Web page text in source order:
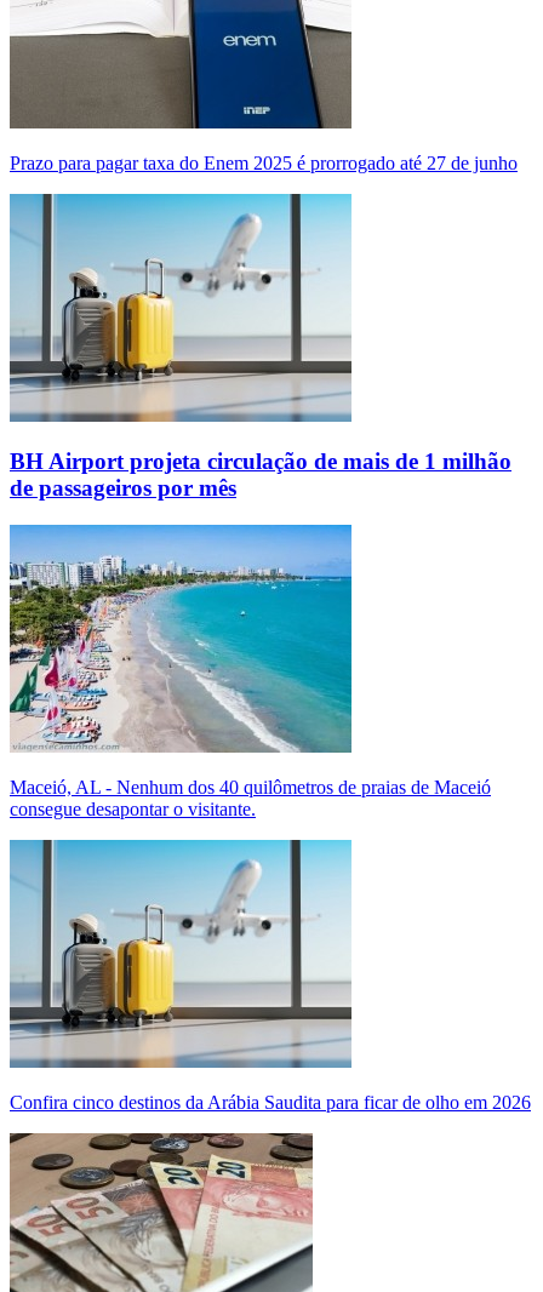
Prazo para pagar taxa do Enem 2025 é prorrogado até 27 de junho
BH Airport projeta circulação de mais de 1 milhão
de passageiros por mês
Maceió, AL - Nenhum dos 40 quilômetros de praias de Maceió
consegue desapontar o visitante.
Confira cinco destinos da Arábia Saudita para ficar de olho em 2026